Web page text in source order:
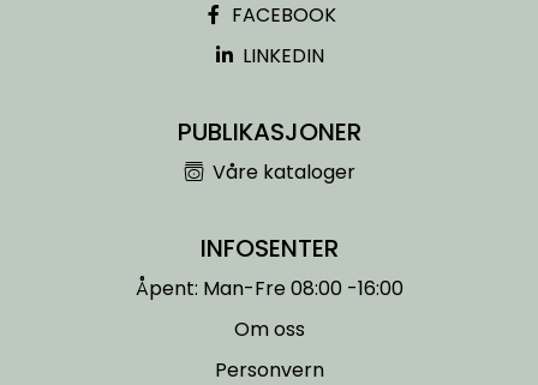
FACEBOOK
LINKEDIN
PUBLIKASJONER
Våre kataloger
INFOSENTER
Åpent: Man-Fre 08:00 -16:00
Om oss
Personvern